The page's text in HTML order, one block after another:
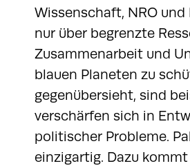
Wissenschaft, NRO
nur über begrenzte
Zusammenarbeit und
blauen Planeten zu
gegenübersieht, sind
verschärfen sich in
politischer Probleme.
einzigartig. Dazu